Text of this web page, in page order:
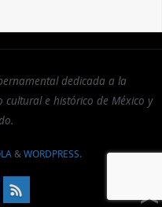
dedicada a la
e histórico de México y
&WORDPRESS.